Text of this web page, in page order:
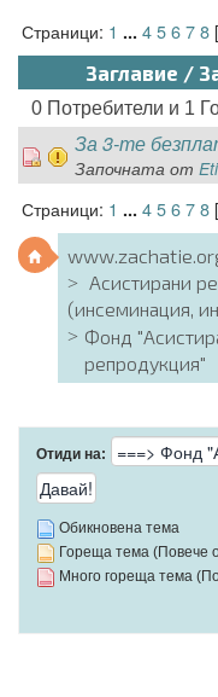
Страници: 1 ... 45678[
Заглавие /
0 Потребители и 1
За 3-те
Започната от
Страници: 1 ... 45678[
Асистирани
(инсеминация,
Фонд
репродукция"
Отиди на:
Обикновена тема
Гореща тема (Повече
Много гореща тема